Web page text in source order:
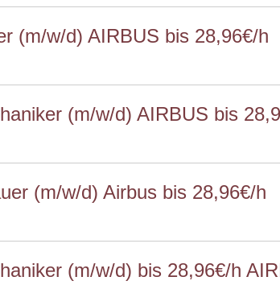
(m/w/d) AIRBUS bis 28,96€/h
(m/w/d) AIRBUS bis
(m/w/d) Airbus bis 28,96€/h
(m/w/d) bis 28,96€/h